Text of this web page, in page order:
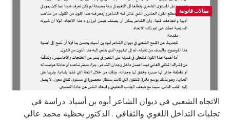
مقالات قانونية
الاتجاه الشعبي في ديوان الشاعر أبوه بن أسياد: دراسة في
تجليات التداخل اللغوي والثقافي . الدكتور يحظيه محمد عالي